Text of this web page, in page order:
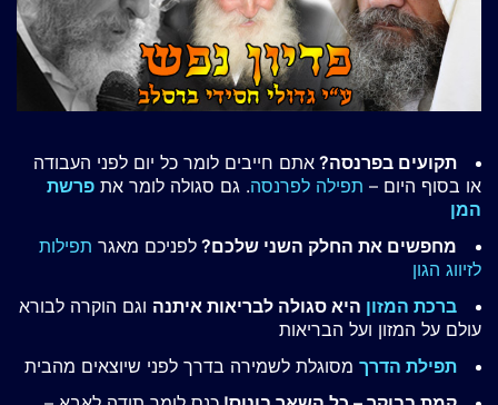
תקועים בפרנסה? אתם חייבים לומר כל יום לפני העבודה
או בסוף היום – תפילה לפרנסה. גם סגולה לומר את פרשת
המן
מחפשים את החלק השני שלכם? לפניכם מאגר תפילות
לזיווג הגון
ברכת המזון היא סגולה לבריאות איתנה וגם הוקרה לבורא
עולם על המזון ועל הבריאות
תפילת הדרך מסוגלת לשמירה בדרך לפני שיוצאים מהבית